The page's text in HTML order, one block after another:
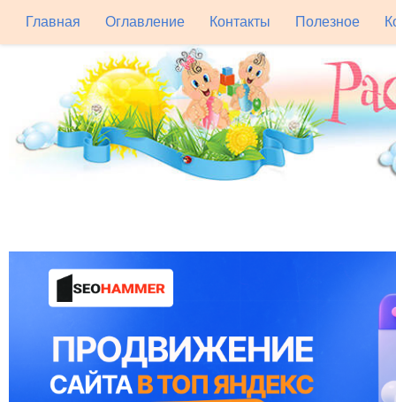
Главная Оглавление Контакты Полезное